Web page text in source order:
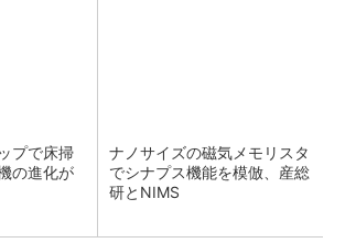
プで床掃
の進化が
ナノサイズの磁気メモリスタ
でシナプス機能を模倣、産総
研とNIMS